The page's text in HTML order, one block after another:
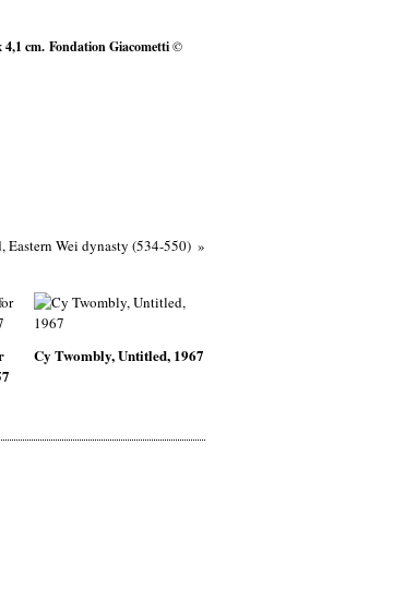
4,1 cm. Fondation Giacometti©
Eastern Wei dynasty (534-550)
Cy Twombly, Untitled, 1967